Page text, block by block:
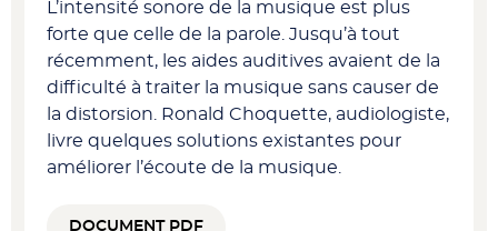
L’intensité sonore de la musique est plus
forte que celle de la parole. Jusqu’à tout
récemment, les aides auditives avaient de la
difficulté à traiter la musique sans causer de
la distorsion. Ronald Choquette, audiologiste,
livre quelques solutions existantes pour
améliorer l’écoute de la musique.
DOCUMENT PDF